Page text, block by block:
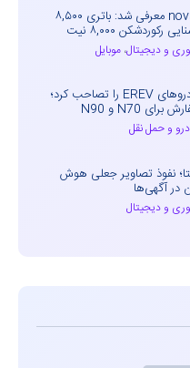
هواوی nova 16 SE معرفی شد: باتری ۸,۵۰۰
۸,۰۰۰ نیت
و دیجیتال، موبایل
شیائومی بازار خودروهای EREV را تصاحب کرد؛
و حمل نقل
نفوذ تصاویر جعلی هوش
در آگهی‌ها
و دیجیتال